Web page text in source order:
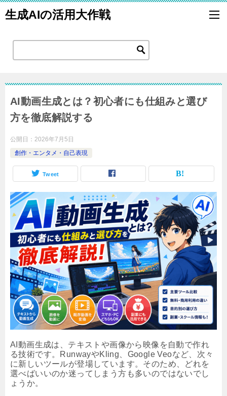
生成AIの活用大作戦
AI動画生成とは？初心者にも仕組みと選び
方を徹底解説する
公開日： 2026年7月5日
創作・エンタメ・自己表現
Tweet
AI動画生成は、テキストや画像から映像を自動で作れ
る技術です。RunwayやKling、Google Veoなど、次々
に新しいツールが登場しています。そのため、どれを
選べばいいのか迷ってしまう方も多いのではないでし
ょうか。